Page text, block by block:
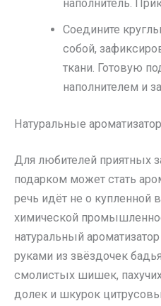
наполнитель.
Соедините
собой,
ткани. Готовую
наполнителем и
Натуральные
Для любителей приятных
подарком может стать
речь идёт не о купленной
химической
натуральный
руками из звёздочек
смолистых шишек,
долек и шкурок